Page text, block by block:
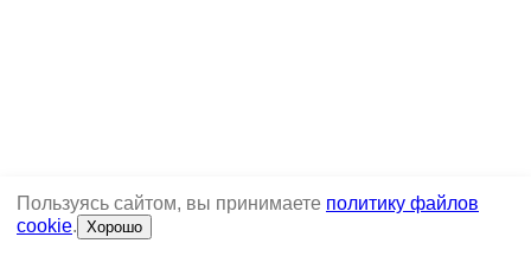
Пользуясь сайтом, вы принимаете политику файлов
cookie. Хорошо